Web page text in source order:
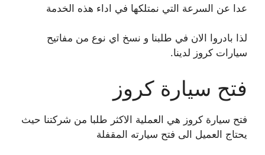
عدا عن السرعة التي نمتلكها في اداء هذه الخدمة
لذا بادروا الان في طلبنا و نسخ اي نوع من مفاتيح
سيارات كروز لدينا.
فتح سيارة كروز
فتح سيارة كروز هي العملية الاكثر طلبا من شركتنا حيث
يحتاج العميل الى فتح سيارته المقفلة